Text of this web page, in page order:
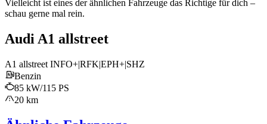
Vielleicht ist eines der ähnlichen Fahrzeuge das Richtige für dich –
schau gerne mal rein.
Audi A1 allstreet
A1 allstreet INFO+|RFK|EPH+|SHZ
Benzin
85 kW/115 PS
20 km